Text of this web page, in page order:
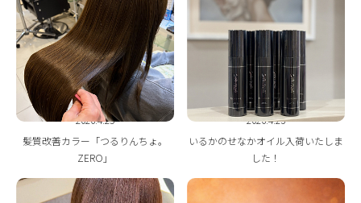
2026.4.25
髪質改善カラー「つるりんちょ。
ZERO」
2026.4.23
いるかのせなかオイル入荷いたしま
した！